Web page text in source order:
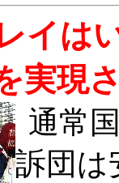
イは
実現
通常
訴団は